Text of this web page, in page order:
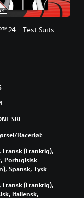
- Test Suits
SRL
racerløb
Fransk (Frankrig),
Portugisisk
Spansk, Tysk
Fransk (Frankrig),
Italiensk,